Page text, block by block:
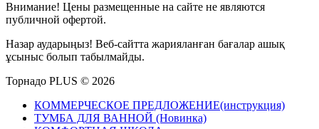
Внимание! Цены размещенные на сайте не являются
публичной офертой.
Назар аударыңыз! Веб-сайтта жарияланған бағалар ашық
ұсыныс болып табылмайды.
Торнадо PLUS © 2026
КОММЕРЧЕСКОЕ ПРЕДЛОЖЕНИЕ(инструкция)
ТУМБА ДЛЯ ВАННОЙ (Новинка)